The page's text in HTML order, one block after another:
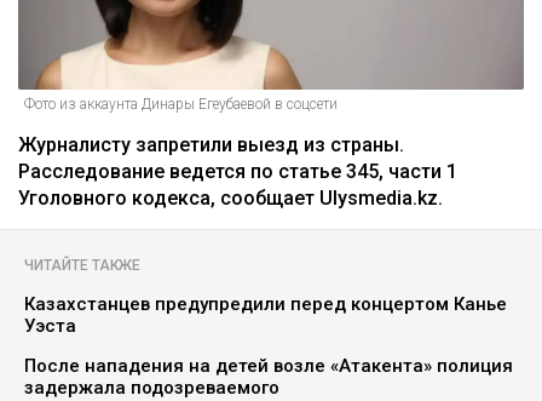
Фото из аккаунта Динары Егеубаевой в соцсети
Журналисту запретили выезд из страны.
Расследование ведется по статье 345, части 1
Уголовного кодекса, сообщает Ulysmedia.kz.
ЧИТАЙТЕ ТАКЖЕ
Казахстанцев предупредили перед концертом Канье
Уэста
После нападения на детей возле «Атакента» полиция
задержала подозреваемого